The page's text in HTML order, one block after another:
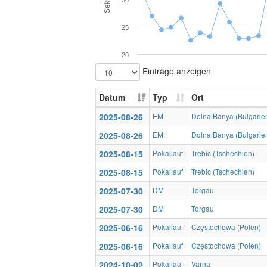
20
25
Einträge anzeigen
Datum Typ
Ort
2025-08-26
EM Dolna Banya
2025-08-26 EM Dolna Banya
2025-08-15 Pokallauf Trebic (Tschechien)
2025-08-15 Pokallauf Trebic (Tschechien)
2025-07-30 DM Torgau
2025-07-30 DM Torgau
2025-06-16 Pokallauf Częstochowa (Polen)
2025-06-16 Pokallauf Częstochowa (Polen)
2024-10-02 Pokallauf Varna